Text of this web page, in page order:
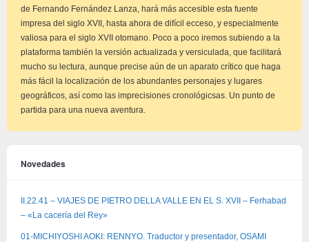
de Fernando Fernández Lanza, hará más accesible esta fuente
impresa del siglo XVII, hasta ahora de difícil ecceso, y especialmente
valiosa para el siglo XVII otomano. Poco a poco iremos subiendo a la
plataforma también la versión actualizada y versiculada, que facilitará
mucho su lectura, aunque precise aún de un aparato crítico que haga
más fácil la localización de los abundantes personajes y lugares
geográficos, así como las imprecisiones cronológicsas. Un punto de
partida para una nueva aventura.
Novedades
II.22.41 – VIAJES DE PIETRO DELLA VALLE EN EL S. XVII – Ferhabad
– «La cacería del Rey»
01-MICHIYOSHI AOKI: RENNYO. Traductor y presentador, OSAMI